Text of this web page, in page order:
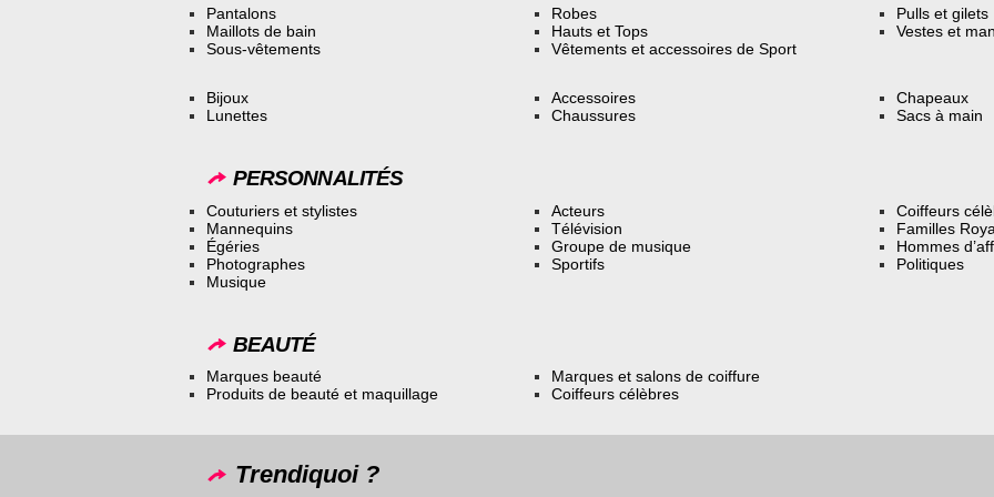
Pantalons
Maillots de bain
Sous-vêtements
Robes
Hauts et Tops
Vêtements et accessoires de Sport
Pulls et gilets
Vestes et
Bijoux
Lunettes
Accessoires
Chaussures
Chapeaux
Sacs à main
PERSONNALITÉS
Couturiers et stylistes
Mannequins
Égéries
Photographes
Musique
Acteurs
Télévision
Groupe de musique
Sportifs
Coiffeurs
Familles
Hommes
Politiques
BEAUTÉ
Marques beauté
Produits de beauté et maquillage
Marques et salons de coiffure
Coiffeurs célèbres
Trendiquoi ?